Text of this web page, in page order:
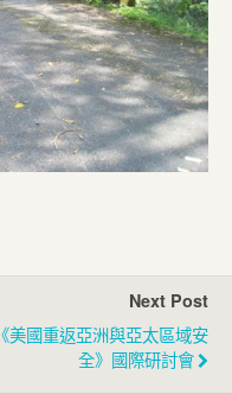
Next Post
《美國重返亞洲與亞太區域安
全》國際研討會